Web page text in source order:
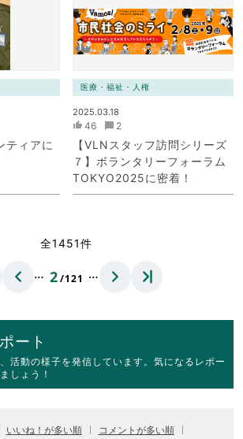
ティアに
医療・福祉・人権
2025.03.18
46 2
【VLNスタッフ訪問シリーズ
７】ボランタリーフォーラム
TOKYO2025に密着！
全1451件
… 2/121 …
ート
活動の様子を発信しています。気になるレポー
しょう！
いいね！が多い順 コメントが多い順